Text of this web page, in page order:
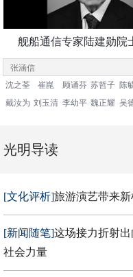
舰船通信专家陆建勋院
沈之荃 崔崑 顾诵芬 苏哲子 陈
戴汝为 刘玉清 李幼平 魏正耀 吴
光明导读
[文化评析]旅游演艺带来新
[新闻随笔]这场接力折射
社会力量